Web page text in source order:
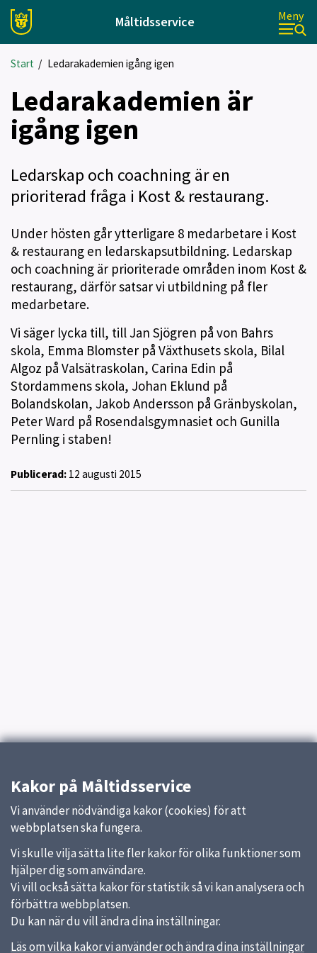
Måltidsservice Meny
Start / Ledarakademien igång igen
Ledarakademien är
igång igen
Ledarskap och coachning är en
prioriterad fråga i Kost & restaurang.
Under hösten går ytterligare 8 medarbetare i Kost
& restaurang en ledarskapsutbildning. Ledarskap
och coachning är prioriterade områden inom Kost &
restaurang, därför satsar vi utbildning på fler
medarbetare.
Vi säger lycka till, till Jan Sjögren på von Bahrs
skola, Emma Blomster på Växthusets skola, Bilal
Algoz på Valsätraskolan, Carina Edin på
Stordammens skola, Johan Eklund på
Bolandskolan, Jakob Andersson på Gränbyskolan,
Peter Ward på Rosendalsgymnasiet och Gunilla
Pernling i staben!
Publicerad: 12 augusti 2015
Kakor på Måltidsservice
Vi använder nödvändiga kakor (cookies) för att
webbplatsen ska fungera.
Vi skulle vilja sätta lite fler kakor för olika funktioner som
hjälper dig som användare.
Vi vill också sätta kakor för statistik så vi kan analysera och
förbättra webbplatsen.
Du kan när du vill ändra dina inställningar.
Läs om vilka kakor vi använder och ändra dina inställningar